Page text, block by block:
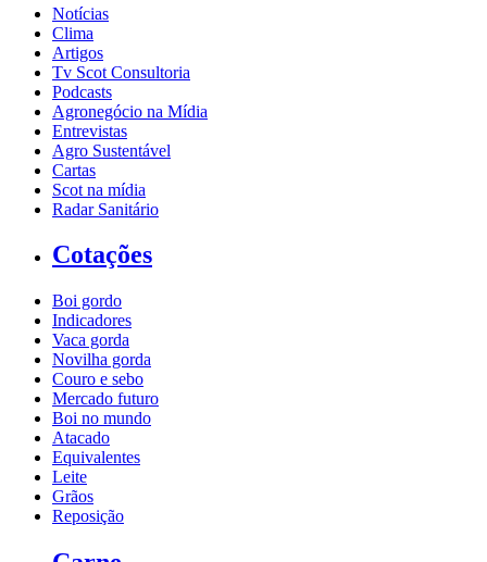
Notícias
Clima
Artigos
Tv Scot Consultoria
Podcasts
Agronegócio na Mídia
Entrevistas
Agro Sustentável
Cartas
Scot na mídia
Radar Sanitário
Cotações
Boi gordo
Indicadores
Vaca gorda
Novilha gorda
Couro e sebo
Mercado futuro
Boi no mundo
Atacado
Equivalentes
Leite
Grãos
Reposição